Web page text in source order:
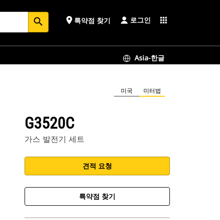
search place 특약점 찾기 로그인 apps
Asia-한글
미국 미터법
G3520C
가스 발전기 세트
견적 요청
특약점 찾기